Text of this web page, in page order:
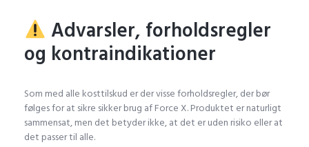
Advarsler, forholdsregler
og kontraindikationer
Som med alle kosttilskud er der visse forholdsregler, der bør
følges for at sikre sikker brug af Force X. Produktet er naturligt
sammensat, men det betyder ikke, at det er uden risiko eller at
det passer til alle.